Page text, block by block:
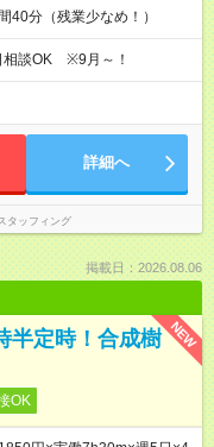
40分（残業少なめ！）
談OK ※9月～！
詳細へ
タッフィング
掲載日：2026.08.06
NEW
半定時！合成樹
OK